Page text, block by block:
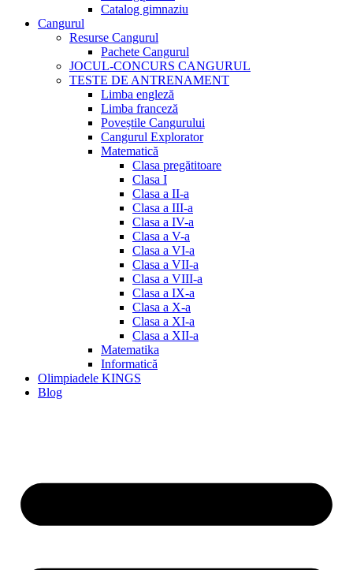
Catalog gimnaziu
Cangurul
Resurse Cangurul
Pachete Cangurul
JOCUL-CONCURS CANGURUL
TESTE DE ANTRENAMENT
Limba engleză
Limba franceză
Poveștile Cangurului
Cangurul Explorator
Matematică
Clasa pregătitoare
Clasa I
Clasa a II-a
Clasa a III-a
Clasa a IV-a
Clasa a V-a
Clasa a VI-a
Clasa a VII-a
Clasa a VIII-a
Clasa a IX-a
Clasa a X-a
Clasa a XI-a
Clasa a XII-a
Matematika
Informatică
Olimpiadele KINGS
Blog